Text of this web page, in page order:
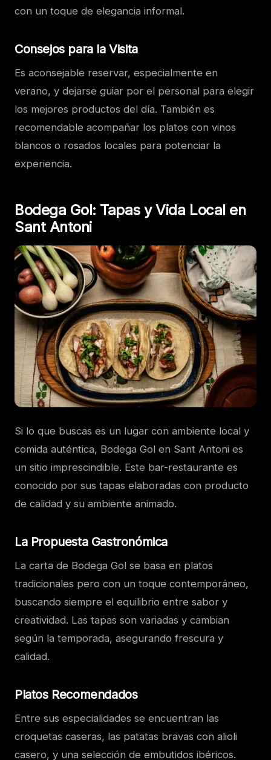
con un toque de elegancia informal.
Consejos para la Visita
Es aconsejable reservar, especialmente en
verano, y dejarse guiar por el personal para elegir
los mejores productos del día. También es
recomendable acompañar los platos con vinos
blancos o rosados locales para potenciar la
experiencia.
Bodega Gol: Tapas y Vida Local en
Sant Antoni
Si lo que buscas es un lugar con ambiente local y
comida auténtica, Bodega Gol en Sant Antoni es
un sitio imprescindible. Este bar-restaurante es
conocido por sus tapas elaboradas con producto
de calidad y su ambiente animado.
La Propuesta Gastronómica
La carta de Bodega Gol se basa en platos
tradicionales pero con un toque contemporáneo,
buscando siempre el equilibrio entre sabor y
creatividad. Las tapas son variadas y cambian
según la temporada, asegurando frescura y
calidad.
Platos Recomendados
Entre sus especialidades se encuentran las
croquetas caseras, las patatas bravas con alioli
casero, y una selección de embutidos ibéricos.